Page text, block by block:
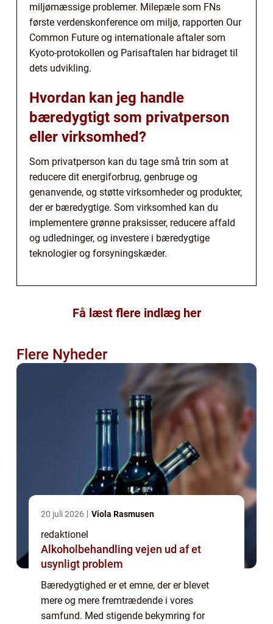
miljømæssige problemer. Milepæle som FNs
første verdenskonference om miljø, rapporten Our
Common Future og internationale aftaler som
Kyoto-protokollen og Parisaftalen har bidraget til
dets udvikling.
Hvordan kan jeg handle
bæredygtigt som privatperson
eller virksomhed?
Som privatperson kan du tage små trin som at
reducere dit energiforbrug, genbruge og
genanvende, og støtte virksomheder og produkter,
der er bæredygtige. Som virksomhed kan du
implementere grønne praksisser, reducere affald
og udledninger, og investere i bæredygtige
teknologier og forsyningskæder.
Få læst flere indlæg her
Flere Nyheder
20 juli 2026 Viola Rasmusen
redaktionel
Alkoholbehandling vejen ud af et
usynligt problem
Bæredygtighed er et emne, der er blevet
mere og mere fremtrædende i vores
samfund. Med stigende bekymring for